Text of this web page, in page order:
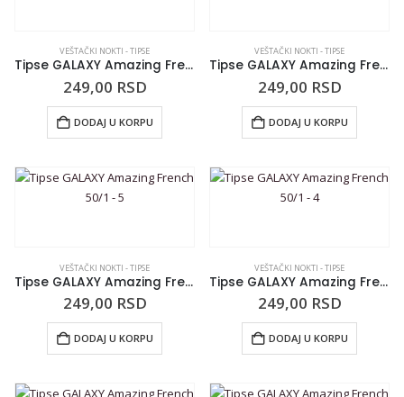
VEŠTAČKI NOKTI - TIPSE
Tipse GALAXY Amazing French 50/1 – 7
249,00 RSD
DODAJ U KORPU
VEŠTAČKI NOKTI - TIPSE
Tipse GALAXY Amazing French 50/1 – 6
249,00 RSD
DODAJ U KORPU
VEŠTAČKI NOKTI - TIPSE
Tipse GALAXY Amazing French 50/1 – 5
249,00 RSD
DODAJ U KORPU
VEŠTAČKI NOKTI - TIPSE
Tipse GALAXY Amazing French 50/1 – 4
249,00 RSD
DODAJ U KORPU